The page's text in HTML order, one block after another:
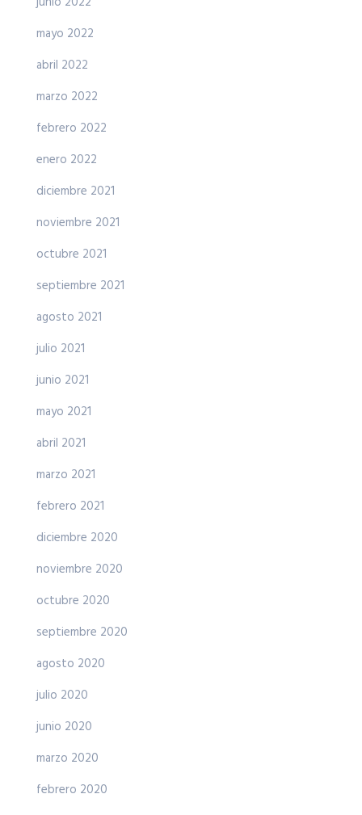
mayo 2022
abril 2022
marzo 2022
febrero 2022
enero 2022
diciembre 2021
noviembre 2021
octubre 2021
septiembre 2021
agosto 2021
julio 2021
junio 2021
mayo 2021
abril 2021
marzo 2021
febrero 2021
diciembre 2020
noviembre 2020
octubre 2020
septiembre 2020
agosto 2020
julio 2020
junio 2020
marzo 2020
febrero 2020